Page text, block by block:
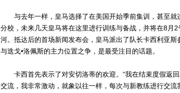
与去年一样，皇马选择了在美国开始季前集训，甚至
分校，未来几天皇马将在这里进行训练与备战，并将在8月
河。抵达后的首场新闻发布会，皇马派出了队长卡西利亚
与迭戈•洛佩斯的主力位置之争，是最受注目的话题。
卡西首先表示了对安切洛蒂的欢迎。“我在结束度假返回
交流，我非常激动，就象以往一样，每次与新教练进行交